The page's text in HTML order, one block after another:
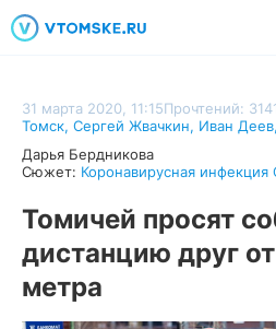
31 марта 2020, 11:15Прочтений: 3141
Томск, Сергей Жвачкин, Иван Деев,
Дарья Бердникова
Сюжет: Коронавирусная инфекция
Томичей просят
дистанцию друг
метра